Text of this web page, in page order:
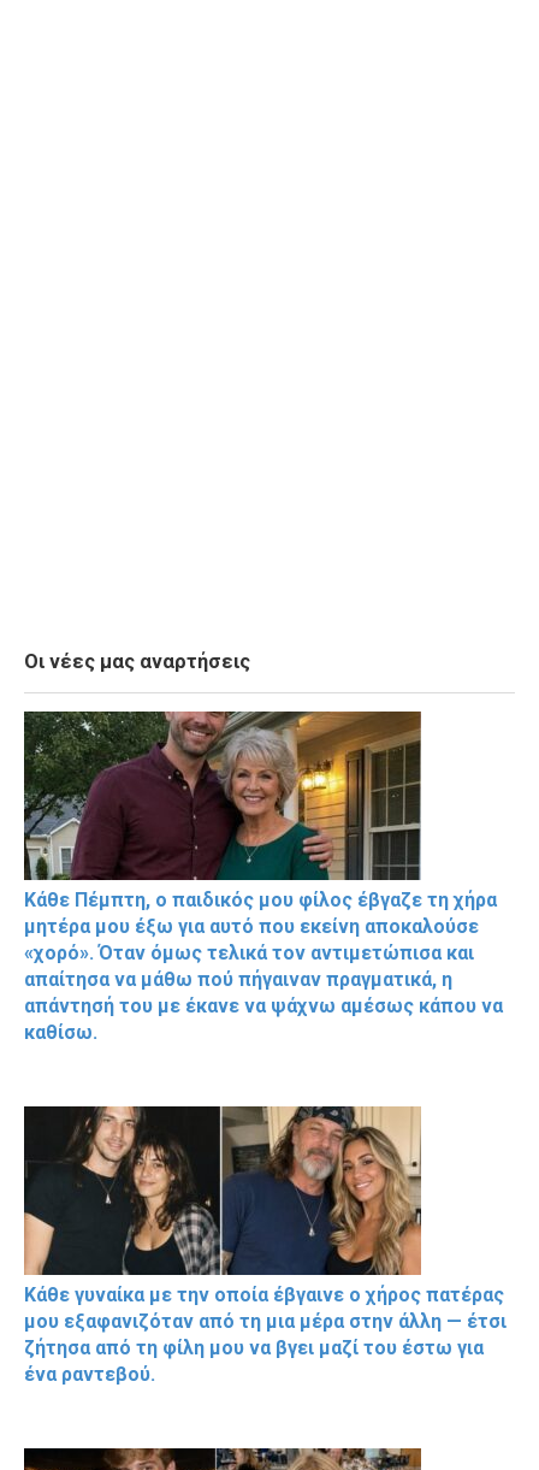
Οι νέες μας αναρτήσεις
Κάθε Πέμπτη, ο παιδικός μου φίλος έβγαζε τη χήρα
μητέρα μου έξω για αυτό που εκείνη αποκαλούσε
«χορό». Όταν όμως τελικά τον αντιμετώπισα και
απαίτησα να μάθω πού πήγαιναν πραγματικά, η
απάντησή του με έκανε να ψάχνω αμέσως κάπου να
καθίσω.
Κάθε γυναίκα με την οποία έβγαινε ο χήρος πατέρας
μου εξαφανιζόταν από τη μια μέρα στην άλλη — έτσι
ζήτησα από τη φίλη μου να βγει μαζί του έστω για
ένα ραντεβού.